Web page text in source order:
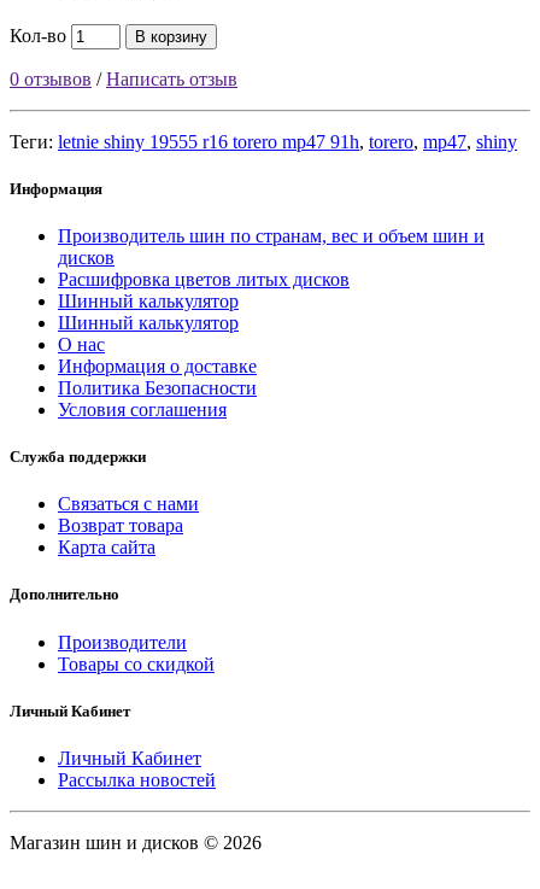
Кол-во В корзину
0 отзывов /Написать отзыв
Теги: letnie shiny 19555 r16 torero mp47 91h, torero, mp47, shiny
Информация
Производитель шин по странам, вес и объем шин и
дисков
Расшифровка цветов литых дисков
Шинный калькулятор
Шинный калькулятор
О нас
Информация о доставке
Политика Безопасности
Условия соглашения
Служба поддержки
Связаться с нами
Возврат товара
Карта сайта
Дополнительно
Производители
Товары со скидкой
Личный Кабинет
Личный Кабинет
Рассылка новостей
Магазин шин и дисков © 2026